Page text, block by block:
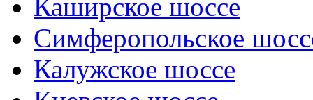
Каширское шоссе
Симферопольское
Калужское шоссе